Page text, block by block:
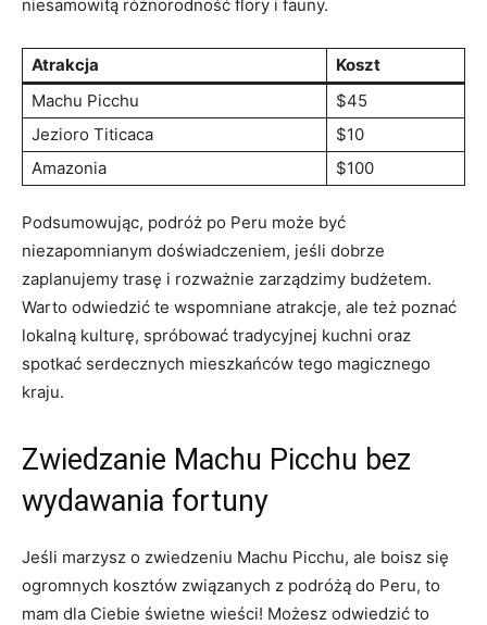
niesamowitą różnorodność flory i fauny.
Atrakcja
Koszt
Machu Picchu
$45
Jezioro Titicaca
$10
Amazonia
$100
Podsumowując, podróż po Peru może być
niezapomnianym doświadczeniem, jeśli ‌dobrze⁤
zaplanujemy trasę⁣ i rozważnie zarządzimy budżetem.
Warto odwiedzić te wspomniane atrakcje, ale też poznać
⁤lokalną kulturę, spróbować tradycyjnej kuchni oraz
spotkać serdecznych mieszkańców tego magicznego
kraju.
Zwiedzanie Machu Picchu ⁢bez ​
wydawania fortuny
Jeśli marzysz o zwiedzeniu Machu Picchu, ale boisz się
ogromnych kosztów związanych z podróżą do Peru, ‍to
mam dla Ciebie świetne ⁣wieści! Możesz odwiedzić to